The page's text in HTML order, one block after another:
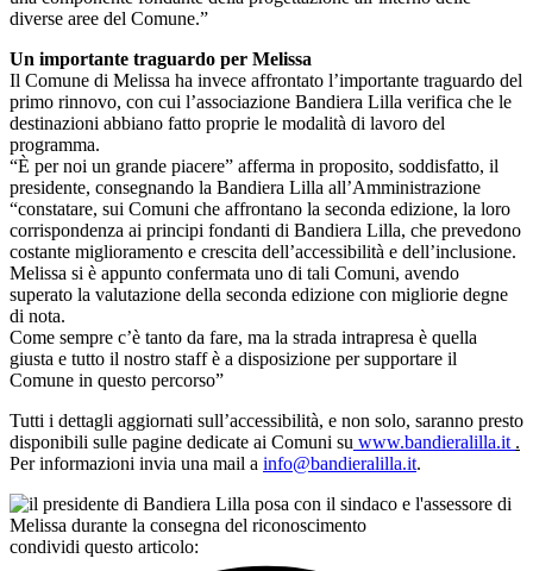
diverse aree del Comune.”
Un importante traguardo per Melissa
Il Comune di Melissa ha invece affrontato l’importante traguardo del
primo rinnovo, con cui l’associazione Bandiera Lilla verifica che le
destinazioni abbiano fatto proprie le modalità di lavoro del
programma.
“È per noi un grande piacere” afferma in proposito, soddisfatto, il
presidente, consegnando la Bandiera Lilla all’Amministrazione
“constatare, sui Comuni che affrontano la seconda edizione, la loro
corrispondenza ai principi fondanti di Bandiera Lilla, che prevedono
costante miglioramento e crescita dell’accessibilità e dell’inclusione.
Melissa si è appunto confermata uno di tali Comuni, avendo
superato la valutazione della seconda edizione con migliorie degne
di nota.
Come sempre c’è tanto da fare, ma la strada intrapresa è quella
giusta e tutto il nostro staff è a disposizione per supportare il
Comune in questo percorso”
Tutti i dettagli aggiornati sull’accessibilità, e non solo, saranno presto
disponibili sulle pagine dedicate ai Comuni su www.bandieralilla.it .
Per informazioni invia una mail a info@bandieralilla.it.
condividi questo articolo: